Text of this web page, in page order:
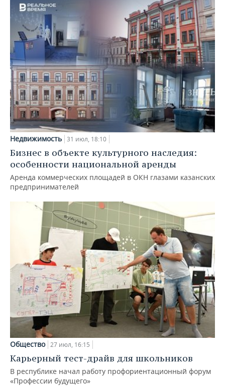
Недвижимость 31 июл, 18:10
Бизнес в объекте культурного наследия:
особенности национальной аренды
Аренда коммерческих площадей в ОКН глазами казанских
предпринимателей
Общество 27 июл, 16:15
Карьерный тест-драйв для школьников
В республике начал работу профориентационный форум
«Профессии будущего»